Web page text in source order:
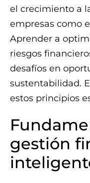
el crecimiento a
empresas como
Aprender a
riesgos
desafíos en
sustentabilidad.
estos principios
gestión